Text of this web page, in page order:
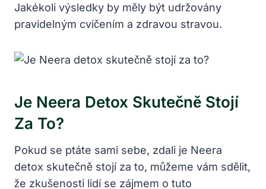
Jakékoli výsledky by měly být udržovány
pravidelným cvičením a zdravou stravou.
Je Neera Detox Skutečně Stojí
Za To?
Pokud se ptáte sami sebe, zdali je Neera
detox skutečně stojí za to, můžeme vám sdělit,
že zkušenosti lidí se zájmem o tuto